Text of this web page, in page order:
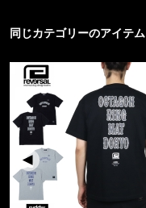
同じカテゴリーのアイテム